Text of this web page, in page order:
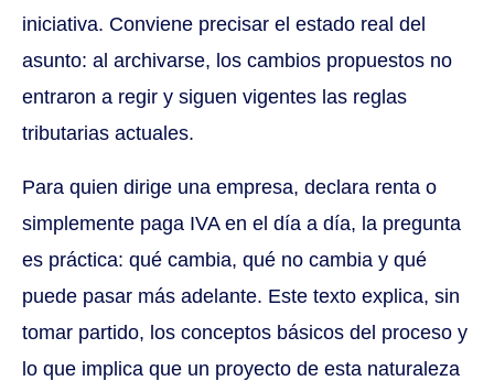
iniciativa. Conviene precisar el estado real del
asunto: al archivarse, los cambios propuestos no
entraron a regir y siguen vigentes las reglas
tributarias actuales.
Para quien dirige una empresa, declara renta o
simplemente paga IVA en el día a día, la pregunta
es práctica: qué cambia, qué no cambia y qué
puede pasar más adelante. Este texto explica, sin
tomar partido, los conceptos básicos del proceso y
lo que implica que un proyecto de esta naturaleza